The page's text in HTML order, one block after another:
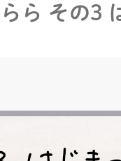
ら その3